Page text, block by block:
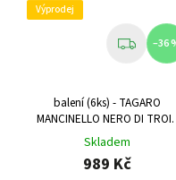
Výprodej
–36
balení (6ks) - TAGARO
MANCINELLO NERO DI
PUGLIA IGP 0,75 L
Skladem
989 Kč